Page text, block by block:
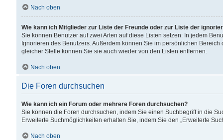
Nach oben
Wie kann ich Mitglieder zur Liste der Freunde oder zur Liste der
Sie können Benutzer auf zwei Arten auf diese Listen setzen: In jedem
Ignorieren des Benutzers. Außerdem können Sie im persönlichen
gleicher Stelle können Sie sie auch wieder von den Listen entfernen.
Nach oben
Die Foren durchsuchen
Wie kann ich ein Forum oder mehrere Foren durchsuchen?
Sie können die Foren durchsuchen, indem Sie einen Suchbegriff in die
Erweiterte Suchmöglichkeiten erhalten Sie, indem Sie den „Erweiterte
Nach oben